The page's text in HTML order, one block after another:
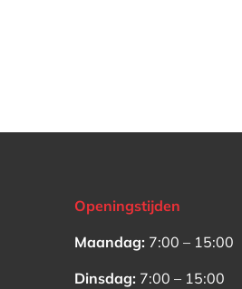
Openingstijden
Maandag: 7:00 – 15:00
Dinsdag: 7:00 – 15:00